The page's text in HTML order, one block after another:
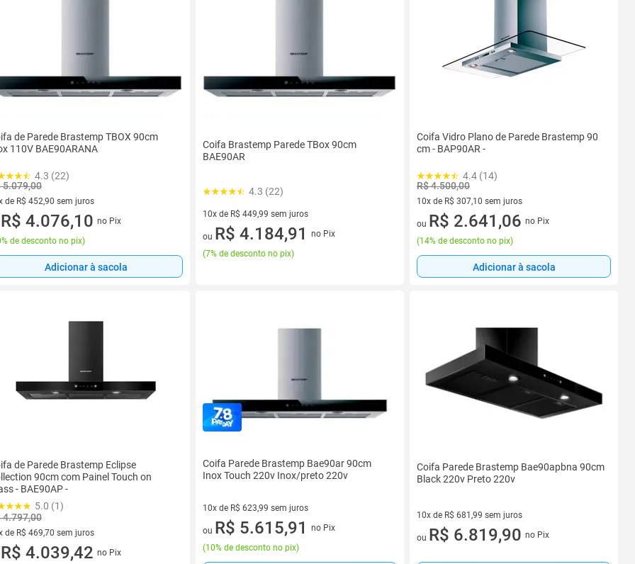
de Parede Brastemp TBOX 90cm
110V BAE90ARANA
4.3 (22)
5.079,00
de R$ 452,90 sem juros
vez de R$ 452,90 sem juros
R$ 4.076,10 no Pix
de desconto no pix)
Adicionar à sacola
Coifa Brastemp Parede TBox 90cm
BAE90AR
4.3 (22)
10x de R$ 449,99 sem juros
10 vez de R$ 449,99 sem juros
ou R$ 4.184,91
no Pix
(7% de desconto no pix)
Coifa Vidro Plano de Parede Brastemp 90
cm - BAP90AR -
4.4 (14)
R$ 4.500,00
10x de R$ 307,10 sem juros
10 vez de R$ 307,10 sem juros
ou R$ 2.641,06 no Pix
(14% de desconto no pix)
Adicionar à sacola
de Parede Brastemp Eclipse
90cm com Painel Touch on
- BAE90AP -
5.0 (1)
4.797,00
de R$ 469,70 sem juros
vez de R$ 469,70 sem juros
R$ 4.039,42 no Pix
Coifa Parede Brastemp Bae90ar 90cm
Inox Touch 220v Inox/preto 220v
10x de R$ 623,99 sem juros
10 vez de R$ 623,99 sem juros
ou R$ 5.615,91
no Pix
(10% de desconto no pix)
Coifa Parede Brastemp Bae90apbna 90cm
Black 220v Preto 220v
10x de R$ 681,99 sem juros
10 vez de R$ 681,99 sem juros
ou R$ 6.819,90 no Pix